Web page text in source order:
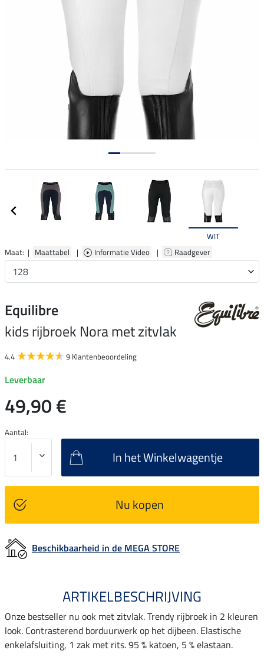
WIT
Maat: | Maattabel | Informatie Video | Raadgever
Equilibre
kids rijbroek Nora met zitvlak
4.4 9 Klantenbeoordeling
Leverbaar
49,90 €
Aantal:
In het Winkelwagentje
Nu kopen
Beschikbaarheid in de MEGA STORE
ARTIKELBESCHRIJVING
Onze bestseller nu ook met zitvlak. Trendy rijbroek in 2 kleuren
look. Contrasterend borduurwerk op het dijbeen. Elastische
enkelafsluiting, 1 zak met rits. 95 % katoen, 5 % elastaan.